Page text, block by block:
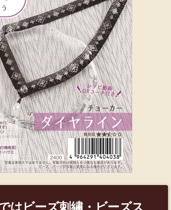
ビーズ刺繡・ビーズス